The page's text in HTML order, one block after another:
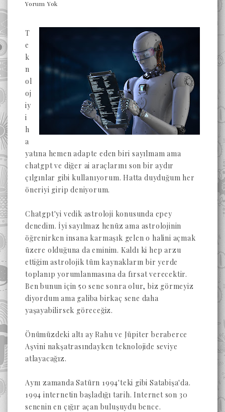
Yorum Yok
T
e
k
n
ol
oj
iy
i
h
a
yatına hemen adapte eden biri sayılmam ama
chatgpt ve diğer ai araçlarını son bir aydır
çılgınlar gibi kullanıyorum. Hatta duyduğum her
öneriyi girip deniyorum.
Chatgpt'yi vedik astroloji konusunda epey
denedim. İyi sayılmaz henüz ama astrolojinin
öğrenirken insana karmaşık gelen o halini açmak
üzere olduğuna da eminim. Kaldı ki hep arzu
ettiğim astrolojik tüm kaynakların bir yerde
toplanıp yorumlanmasına da fırsat verecektir.
Ben bunun için 50 sene sonra olur, biz görmeyiz
diyordum ama galiba birkaç sene daha
yaşayabilirsek göreceğiz.
Önümüzdeki altı ay Rahu ve Jüpiter beraberce
Aşvini nakşatrasındayken teknolojide seviye
atlayacağız.
Aynı zamanda Satürn 1994'teki gibi Satabişa'da.
1994 internetin başladığı tarih. Internet son 30
senenin en çığır açan buluşuydu bence.